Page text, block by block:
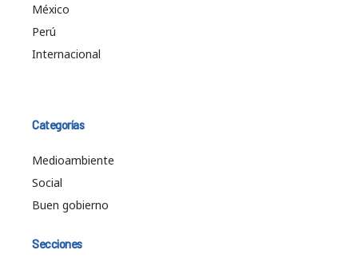
México
Perú
Internacional
Categorías
Medioambiente
Social
Buen gobierno
Secciones